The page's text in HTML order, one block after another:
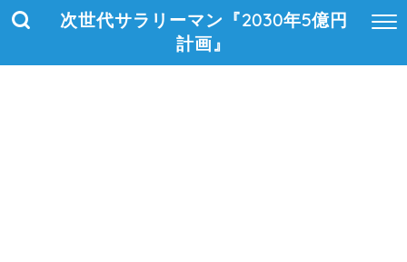
次世代サラリーマン『2030年5億円
計画』